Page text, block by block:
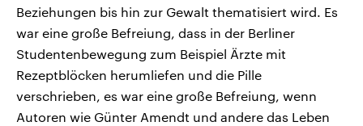
Beziehungen bis hin zur Gewalt thematisiert wird. Es
war eine große Befreiung, dass in der Berliner
Studentenbewegung zum Beispiel Ärzte mit
Rezeptblöcken herumliefen und die Pille
verschrieben, es war eine große Befreiung, wenn
Autoren wie Günter Amendt und andere das Leben